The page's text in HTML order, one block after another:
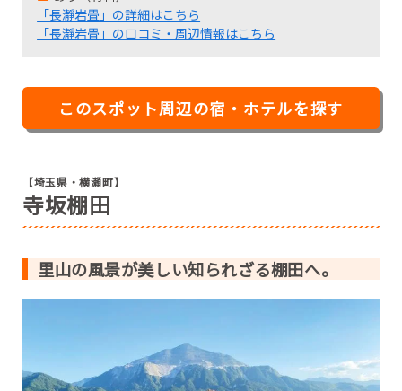
「長瀞岩畳」の詳細はこちら
「長瀞岩畳」の口コミ・周辺情報はこちら
このスポット周辺の宿・ホテルを探す
【埼玉県・横瀬町】
寺坂棚田
里山の風景が美しい知られざる棚田へ。